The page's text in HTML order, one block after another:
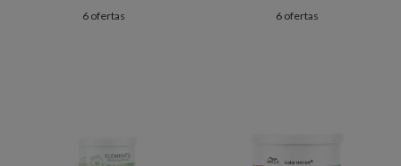
6 ofertas 6 ofertas